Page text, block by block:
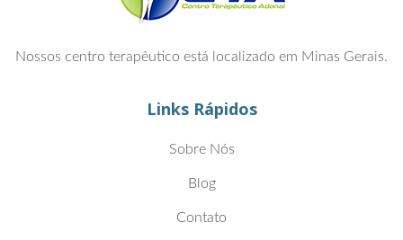
Nossos centro terapêutico está localizado em Minas Gerais.
Links Rápidos
Sobre Nós
Blog
Contato